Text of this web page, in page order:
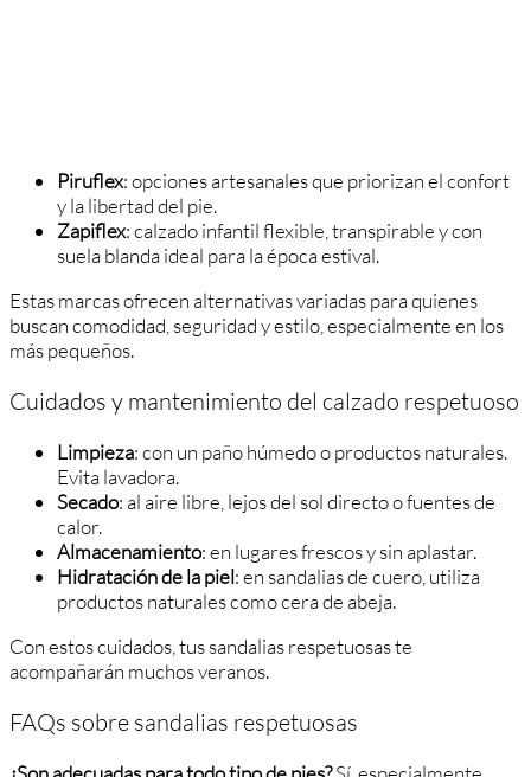
Piruflex: opciones artesanales que priorizan el confort
y la libertad del pie.
Zapiflex: calzado infantil flexible, transpirable y con
suela blanda ideal para la época estival.
Estas marcas ofrecen alternativas variadas para quienes
buscan comodidad, seguridad y estilo, especialmente en los
más pequeños.
Cuidados y mantenimiento del calzado respetuoso
Limpieza: con un paño húmedo o productos naturales.
Evita lavadora.
Secado: al aire libre, lejos del sol directo o fuentes de
calor.
Almacenamiento: en lugares frescos y sin aplastar.
Hidratación de la piel: en sandalias de cuero, utiliza
productos naturales como cera de abeja.
Con estos cuidados, tus sandalias respetuosas te
acompañarán muchos veranos.
FAQs sobre sandalias respetuosas